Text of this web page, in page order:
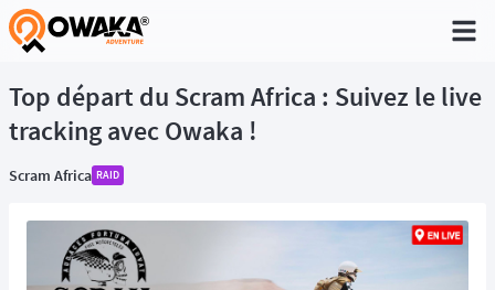
®
Top départ du Scram Africa : Suivez le live
tracking avec Owaka !
Scram Africa RAID